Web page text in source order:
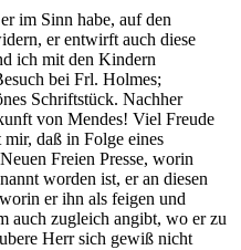
im Sinn habe, auf den
er entwirft auch diese
ich mit den Kindern
bei Frl. Holmes;
Schriftstück. Nachher
von Mendes! Viel Freude
daß in Folge eines
Freien Presse, worin
worden ist, er an diesen
er ihn als feigen und
auch zugleich angibt, wo er zu
Herr sich gewiß nicht